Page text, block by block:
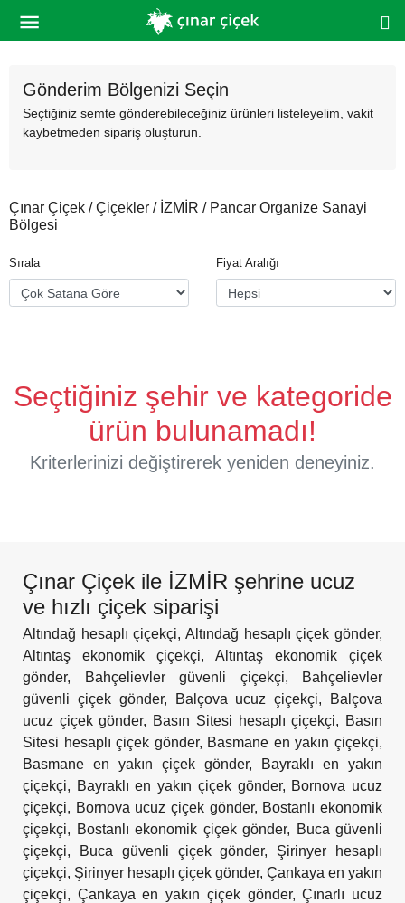
Gönderim Bölgenizi Seçin
Seçtiğiniz semte gönderebileceğiniz ürünleri listeleyelim, vakit
kaybetmeden sipariş oluşturun.
Çınar Çiçek / Çiçekler / İZMİR / Pancar Organize Sanayi
Bölgesi
Sırala Fiyat Aralığı
Seçtiğiniz şehir ve kategoride
ürün bulunamadı!
Kriterlerinizi değiştirerek yeniden deneyiniz.
Çınar Çiçek ile İZMİR şehrine ucuz
ve hızlı çiçek siparişi
Altındağ hesaplı çiçekçi,Altındağ hesaplı çiçek gönder,
Altıntaş ekonomik çiçekçi, Altıntaş ekonomik çiçek
gönder, Bahçelievler güvenli çiçekçi,
Bahçelievler
güvenli çiçek gönder, Balçova ucuz çiçekçi,
Balçova
ucuz çiçek gönder, Basın Sitesi hesaplı çiçekçi, Basın
Sitesi hesaplı çiçek gönder, Basmane en yakın çiçekçi,
Basmane en yakın çiçek gönder,
Bayraklı en yakın
çiçekçi, Bayraklı en yakın çiçek gönder, Bornova ucuz
çiçekçi, Bornova ucuz çiçek gönder, Bostanlı ekonomik
çiçekçi, Bostanlı ekonomik çiçek gönder, Buca güvenli
çiçekçi, Buca güvenli çiçek gönder, Şirinyer hesaplı
çiçekçi, Şirinyer hesaplı çiçek gönder, Çankaya en yakın
çiçekçi, Çankaya en yakın çiçek gönder,Çınarlı ucuz